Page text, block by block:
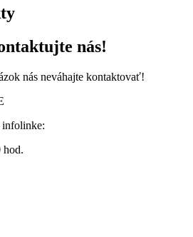
nás!
nás neváhajte kontaktovať!
infolinke:
hod.